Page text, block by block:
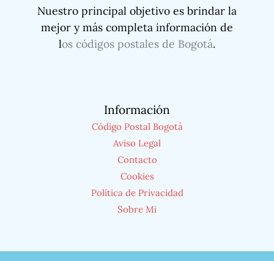
Nuestro principal objetivo es brindar la
mejor y más completa información de
los códigos postales de Bogotá.
Información
Código Postal Bogotá
Aviso Legal
Contacto
Cookies
Política de Privacidad
Sobre Mi